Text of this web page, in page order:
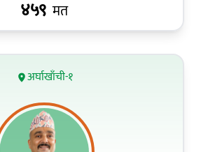
४५९ मत
अर्घाखाँची-१